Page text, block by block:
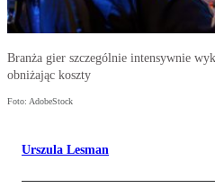
Branża gier szczególnie intensywnie
obniżając koszty
Foto: AdobeStock
Urszula Lesman